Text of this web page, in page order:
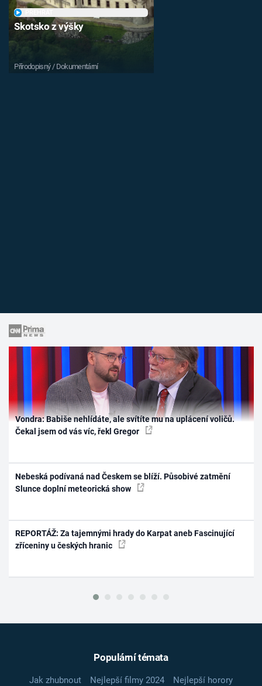
Skotsko z výšky
Přírodopisný / Dokumentární
Vondra: Babiše nehlídáte, ale svítíte mu na uplácení voličů.
Čekal jsem od vás víc, řekl Gregor
Nebeská podívaná nad Českem se blíží. Působivé zatmění
Slunce doplní meteorická show
REPORTÁŽ: Za tajemnými hrady do Karpat aneb Fascinující
zříceniny u českých hranic
Populární témata
Jak zhubnout Nejlepší filmy 2024
Nejlepší horory